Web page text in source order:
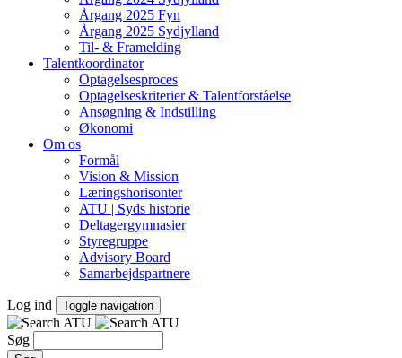
Årgang 2025 Fyn
Årgang 2025 Sydjylland
Til- & Framelding
Talentkoordinator
Optagelsesproces
Optagelseskriterier & Talentforståelse
Ansøgning & Indstilling
Økonomi
Om os
Formål
Vision & Mission
Læringshorisonter
ATU | Syds historie
Deltagergymnasier
Styregruppe
Advisory Board
Samarbejdspartnere
Log ind Toggle navigation
Søg